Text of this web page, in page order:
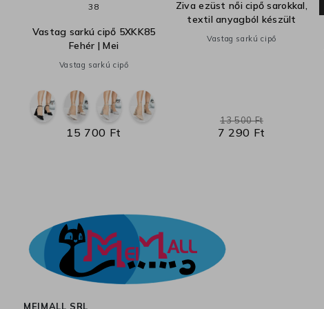
38
Vastag sarkú cipő 5XKK85
Fehér | Mei
Vastag sarkú cipő
15 700 Ft
Ziva ezüst női cipő sarokkal,
textil anyagból készült
Vastag sarkú cipő
7 290 Ft
13 500 Ft
MEIMALL SRL